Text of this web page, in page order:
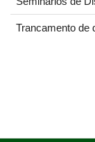
Trancamento de